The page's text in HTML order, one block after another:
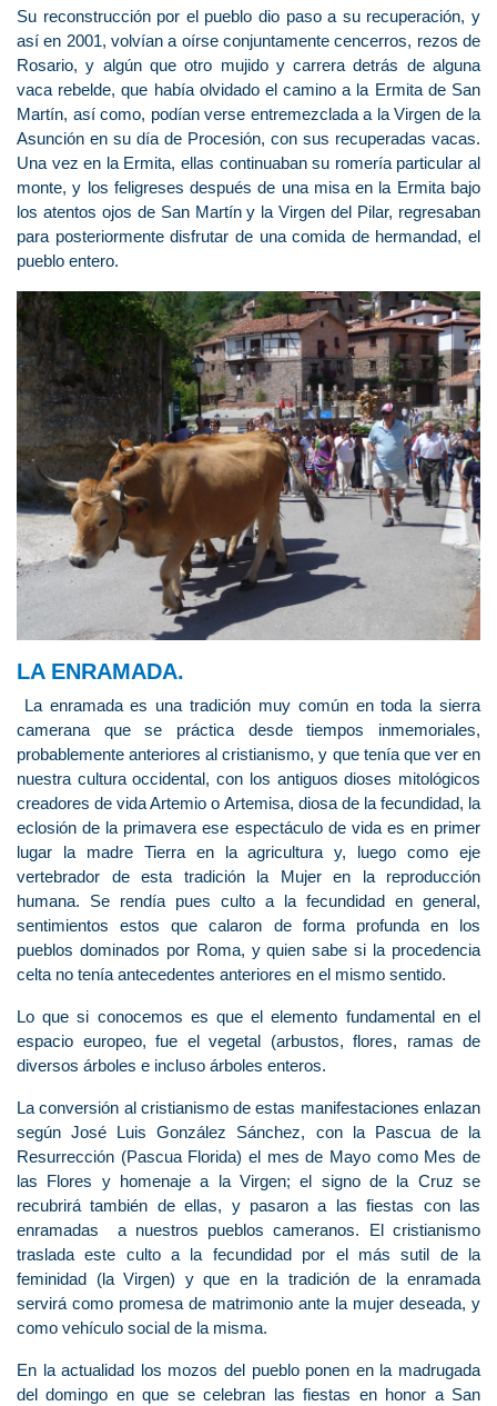
Su reconstrucción por el pueblo dio paso a su recuperación, y
así en 2001, volvían a oírse conjuntamente cencerros, rezos de
Rosario, y algún que otro mujido y carrera detrás de alguna
vaca rebelde, que había olvidado el camino a la Ermita de San
Martín, así como, podían verse entremezclada a la Virgen de la
Asunción en su día de Procesión, con sus recuperadas vacas.
Una vez en la Ermita, ellas continuaban su romería particular al
monte, y los feligreses después de una misa en la Ermita bajo
los atentos ojos de San Martín y la Virgen del Pilar, regresaban
para posteriormente disfrutar de una comida de hermandad, el
pueblo entero.
LA ENRAMADA.
La enramada es una tradición muy común en toda la sierra
camerana que se práctica desde tiempos inmemoriales,
probablemente anteriores al cristianismo, y que tenía que ver en
nuestra cultura occidental, con los antiguos dioses mitológicos
creadores de vida Artemio o Artemisa, diosa de la fecundidad, la
eclosión de la primavera ese espectáculo de vida es en primer
lugar la madre Tierra en la agricultura y, luego como eje
vertebrador de esta tradición la Mujer en la reproducción
humana. Se rendía pues culto a la fecundidad en general,
sentimientos estos que calaron de forma profunda en los
pueblos dominados por Roma, y quien sabe si la procedencia
celta no tenía antecedentes anteriores en el mismo sentido.
Lo que si conocemos es que el elemento fundamental en el
espacio europeo, fue el vegetal (arbustos, flores, ramas de
diversos árboles e incluso árboles enteros.
La conversión al cristianismo de estas manifestaciones enlazan
según José Luis González Sánchez, con la Pascua de la
Resurrección (Pascua Florida) el mes de Mayo como Mes de
las Flores y homenaje a la Virgen; el signo de la Cruz se
recubrirá también de ellas, y pasaron a las fiestas con las
enramadas a nuestros pueblos cameranos. El cristianismo
traslada este culto a la fecundidad por el más sutil de la
feminidad (la Virgen) y que en la tradición de la enramada
servirá como promesa de matrimonio ante la mujer deseada, y
como vehículo social de la misma.
En la actualidad los mozos del pueblo ponen en la madrugada
del domingo en que se celebran las fiestas en honor a San